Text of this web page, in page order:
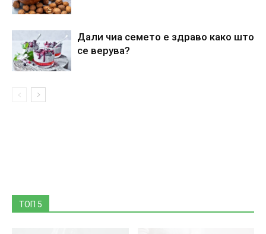
Дали чиа семето е здраво како што
се верува?
ТОП 5